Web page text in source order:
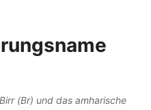
(Br) und das amharische